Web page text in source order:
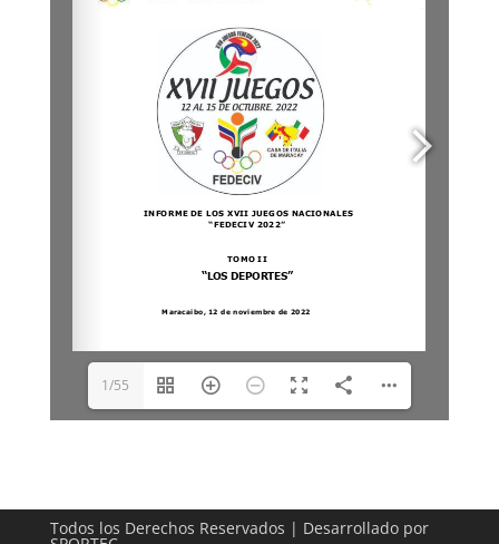
1/55
Todos los Derechos Reservados | Desarrollado por